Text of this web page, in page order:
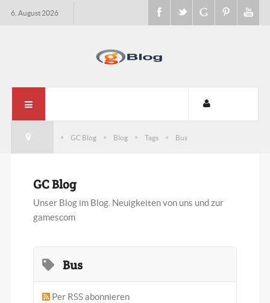
6. August 2026
GC Blog Blog Tags Bus
GC Blog
Unser Blog im Blog. Neuigkeiten von uns und zur
gamescom
Bus
Per RSS abonnieren